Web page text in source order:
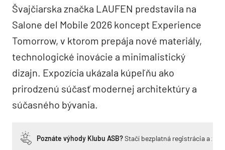
Švajčiarska značka LAUFEN predstavila na
Salone del Mobile 2026 koncept Experience
Tomorrow, v ktorom prepája nové materiály,
technologické inovácie a minimalistický
dizajn. Expozícia ukázala kúpeľňu ako
prirodzenú súčasť modernej architektúry a
súčasného bývania.
Poznáte výhody Klubu ASB?Stačí bezplatná registrácia a